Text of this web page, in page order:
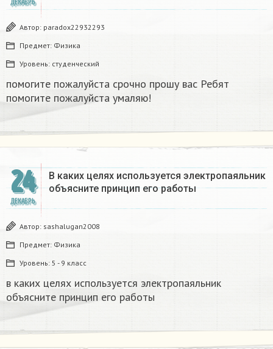
ДЕКАБРЬ
Автор: paradox22932293
Предмет: Физика
Уровень: студенческий
помогите пожалуйста срочно прошу вас Ребят
помогите пожалуйста умаляю! ​
24
ДЕКАБРЬ
В каких целях используется электропаяльник
объясните принцип его работы​
Автор: sashalugan2008
Предмет: Физика
Уровень: 5 - 9 класс
в каких целях используется электропаяльник
объясните принцип его работы​